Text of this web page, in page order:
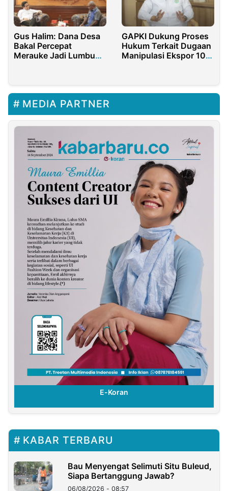
Gus Halim: Dana Desa
Bakal Percepat
Merauke Jadi Lumbung
GAPKI Dukung Proses
Hukum Terkait Dugaan
Manipulasi Ekspor 10
MEDIA PARTNER
E-Koran
KABAR TERBARU
Bau Menyengat Selimuti Situ Buleud,
Siapa Bertanggung Jawab?
06/08/2026 - 08:57